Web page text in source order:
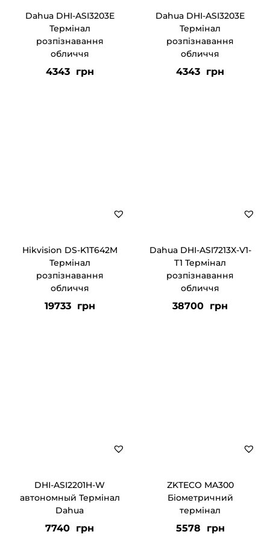
Dahua DHI-ASI3203E
Термінал
розпізнавання
обличчя
4343 грн
Dahua DHI-ASI3203E
Термінал
розпізнавання
обличчя
4343 грн
Hikvision DS-K1T642M
Термінал
розпізнавання
обличчя
19733 грн
Dahua DHI-ASI7213X-V1-
T1 Термінал
розпізнавання
обличчя
38700 грн
DHI-ASI2201H-W
автономный Термінал
Dahua
7740 грн
ZKTECO MA300
Біометричний
термінал
5578 грн